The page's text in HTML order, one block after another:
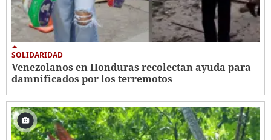
SOLIDARIDAD
Venezolanos en Honduras recolectan ayuda para
damnificados por los terremotos